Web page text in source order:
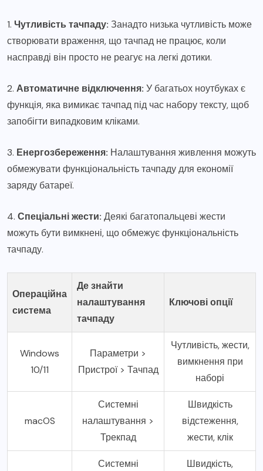
1. Чутливість тачпаду: Занадто низька чутливість може
створювати враження, що тачпад не працює, коли
насправді він просто не реагує на легкі дотики.
2. Автоматичне відключення: У багатьох ноутбуках є
функція, яка вимикає тачпад під час набору тексту, щоб
запобігти випадковим кліками.
3. Енергозбереження: Налаштування живлення можуть
обмежувати функціональність тачпаду для економії
заряду батареї.
4. Спеціальні жести: Деякі багатопальцеві жести
можуть бути вимкнені, що обмежує функціональність
тачпаду.
Операційна
система
Де знайти
налаштування
тачпаду
Ключові опції
Windows
10/11
Параметри >
Пристрої > Тачпад
Чутливість, жести,
вимкнення при
наборі
macOS
Системні
налаштування >
Трекпад
Швидкість
відстеження,
жести, клік
Системні
Швидкість,